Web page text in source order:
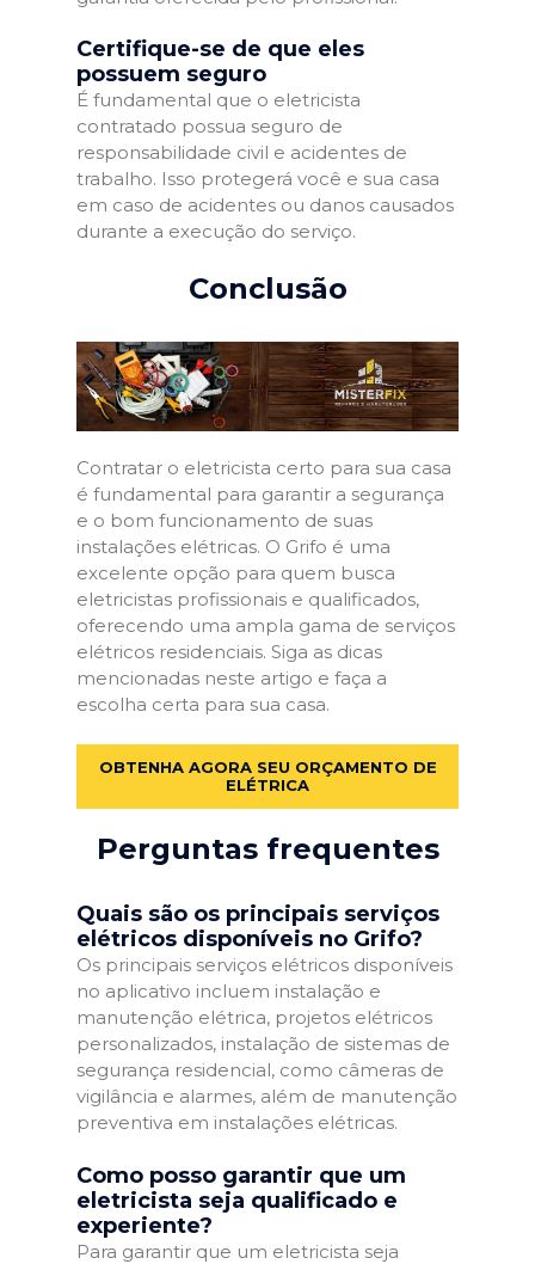
Certifique-se de que eles
possuem seguro
É fundamental que o eletricista
contratado possua seguro de
responsabilidade civil e acidentes de
trabalho. Isso protegerá você e sua casa
em caso de acidentes ou danos causados
durante a execução do serviço.
Conclusão
Contratar o eletricista certo para sua casa
é fundamental para garantir a segurança
e o bom funcionamento de suas
instalações elétricas. O Grifo é uma
excelente opção para quem busca
eletricistas profissionais e qualificados,
oferecendo uma ampla gama de serviços
elétricos residenciais. Siga as dicas
mencionadas neste artigo e faça a
escolha certa para sua casa.
OBTENHA AGORA SEU ORÇAMENTO DE
ELÉTRICA
Perguntas frequentes
Quais são os principais serviços
elétricos disponíveis no Grifo?
Os principais serviços elétricos disponíveis
no aplicativo incluem instalação e
manutenção elétrica, projetos elétricos
personalizados, instalação de sistemas de
segurança residencial, como câmeras de
vigilância e alarmes, além de manutenção
preventiva em instalações elétricas.
Como posso garantir que um
eletricista seja qualificado e
experiente?
Para garantir que um eletricista seja